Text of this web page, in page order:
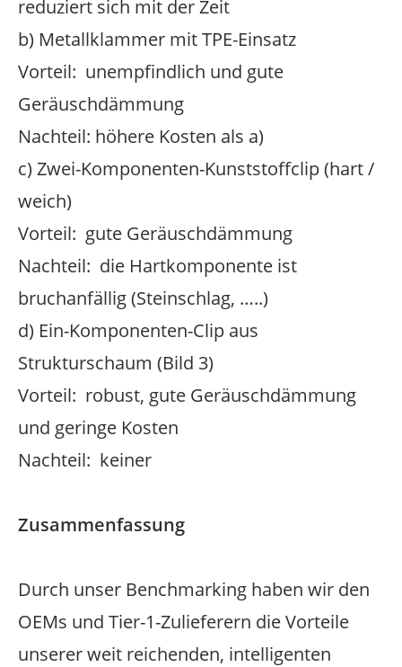
reduziert sich mit der Zeit
b) Metallklammer mit TPE-Einsatz
Vorteil: unempfindlich und gute
Geräuschdämmung
Nachteil: höhere Kosten als a)
c) Zwei-Komponenten-Kunststoffclip (hart /
weich)
Vorteil: gute Geräuschdämmung
Nachteil: die Hartkomponente ist
bruchanfällig (Steinschlag, …..)
d) Ein-Komponenten-Clip aus
Strukturschaum (Bild 3)
Vorteil: robust, gute Geräuschdämmung
und geringe Kosten
Nachteil: keiner
Zusammenfassung
Durch unser Benchmarking haben wir den
OEMs und Tier-1-Zulieferern die Vorteile
unserer weit reichenden, intelligenten